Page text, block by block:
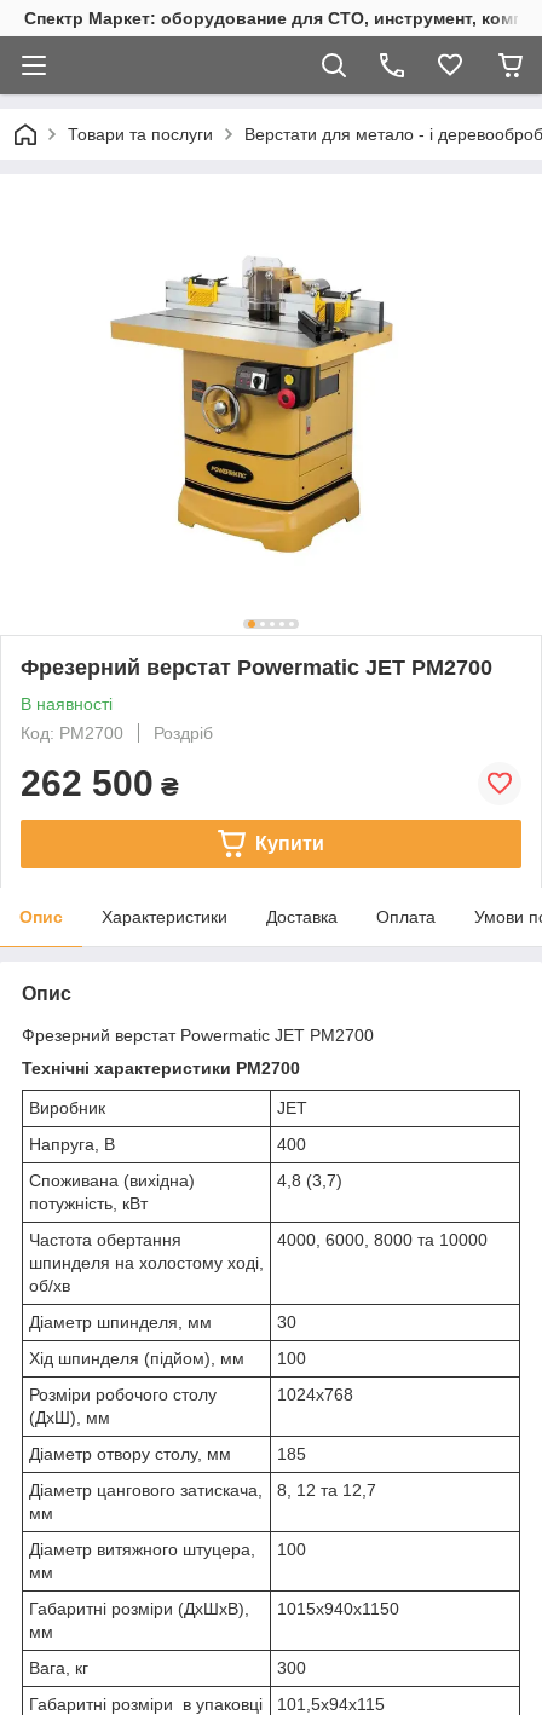
Спектр Маркет: оборудование для СТО, инструмент,
Товари та послуги Верстати для метало - і
Фрезерний верстат Powermatic JET PM2700
В наявності
Код: PM2700
Роздріб
262 500 ₴
Купити
Опис Характеристики Доставка Оплата Умови
Опис
Фрезерний верстат Powermatic JET PM2700
Технічні характеристики PM2700
Виробник
JET
Напруга, В
400
Споживана (вихідна)
потужність, кВт
4,8 (3,7)
Частота обертання
шпинделя на холостому ході,
об/хв
4000, 6000, 8000 та 10000
Діаметр шпинделя, мм
30
Хід шпинделя (підйом), мм
100
Розміри робочого столу
(ДхШ), мм
1024х768
Діаметр отвору столу, мм
185
Діаметр цангового затискача,
мм
8, 12 та 12,7
Діаметр витяжного штуцера,
мм
100
Габаритні розміри (ДхШхВ),
мм
1015х940х1150
Вага, кг
300
Габаритні розміри в упаковці
101,5х94х115